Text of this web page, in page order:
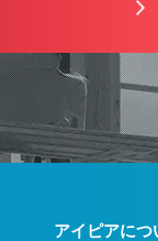
アイピアにつ